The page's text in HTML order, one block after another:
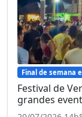
Final de semana
Festival de
grandes